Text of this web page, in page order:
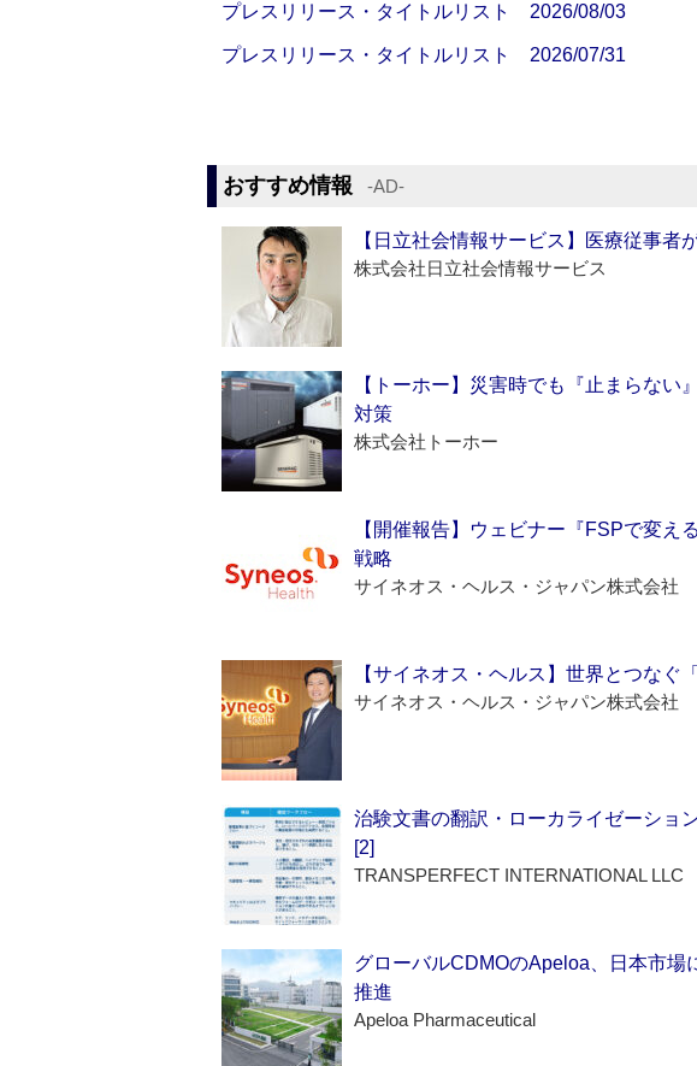
プレスリリース・タイトルリスト 2026/08/03
プレスリリース・タイトルリスト 2026/07/31
おすすめ情報 ‐AD‐
【日立社会情報サービス】医療従事者
株式会社日立社会情報サービス
【トーホー】災害時でも『止まらな
対策
株式会社トーホー
【開催報告】ウェビナー『FSPで変え
戦略
サイネオス・ヘルス・ジャパン株式会社
【サイネオス・ヘルス】世界とつな
サイネオス・ヘルス・ジャパン株式会社
治験文書の翻訳・ローカライゼーショ
[2]
TRANSPERFECT INTERNATIONAL LLC
グローバルCDMOのApeloa、日本市場
推進
Apeloa Pharmaceutical